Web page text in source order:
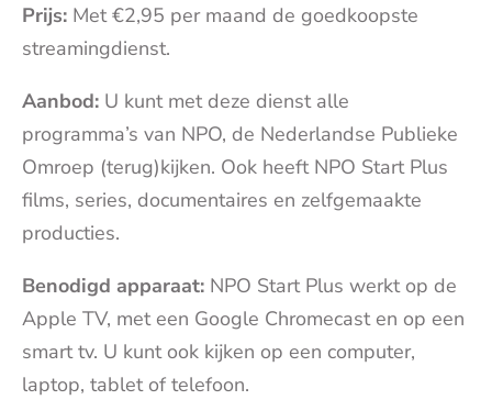
Prijs: Met €2,95 per maand de goedkoopste
streamingdienst.
Aanbod: U kunt met deze dienst alle
programma’s van NPO, de Nederlandse Publieke
Omroep (terug)kijken. Ook heeft NPO Start Plus
films, series, documentaires en zelfgemaakte
producties.
Benodigd apparaat: NPO Start Plus werkt op de
Apple TV, met een Google Chromecast en op een
smart tv. U kunt ook kijken op een computer,
laptop, tablet of telefoon.